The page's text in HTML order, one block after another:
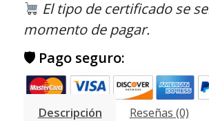
El tipo de certificado se
momento de pagar.
🛡 Pago seguro:
Descripción Reseñas (0)